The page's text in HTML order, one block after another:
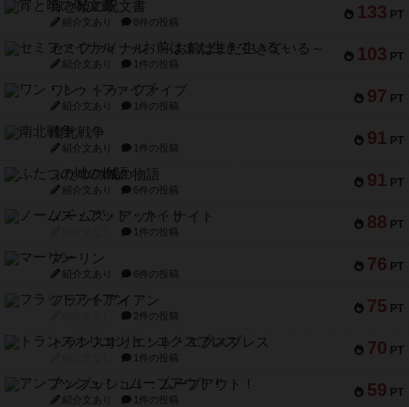
133 PT
宵と暁の呪文書
紹介文あり 8件の投稿
103 PT
セミファイナル ～お前はまだ生きている～
紹介文あり 1件の投稿
97 PT
ワン・トゥ・ファイブ
紹介文あり 1件の投稿
91 PT
南北戦争
紹介文あり 1件の投稿
91 PT
ふたつの城の物語
紹介文あり 6件の投稿
88 PT
ノームズ・アット・ナイト
1件の投稿
76 PT
マーリン
紹介文あり 6件の投稿
75 PT
フラットアイアン
2件の投稿
70 PT
トランスオリエント・エクスプレス
1件の投稿
59 PT
アンブッシュ！：ムーブアウト！
紹介文あり 1件の投稿